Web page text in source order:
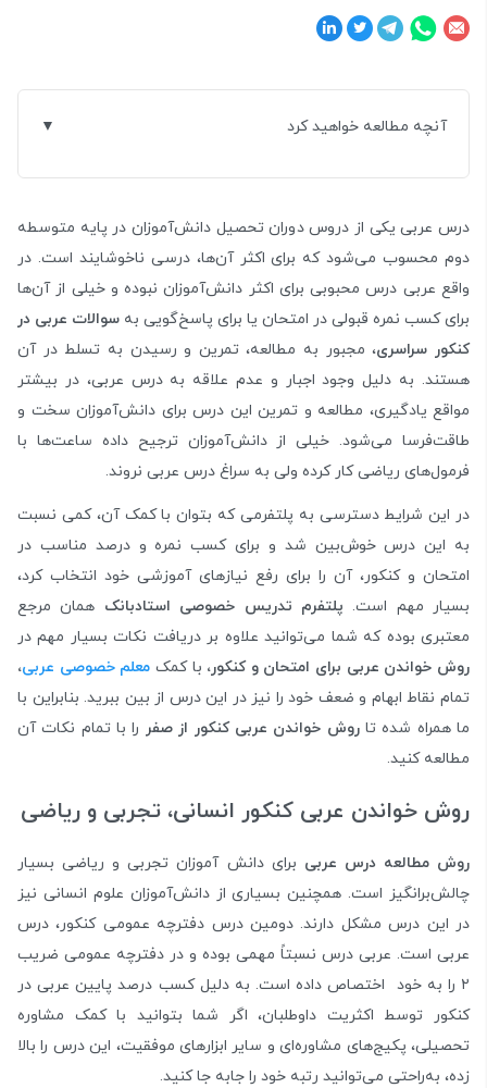
آنچه مطالعه خواهید کرد
درس عربی یکی از دروس دوران تحصیل دانش‌آموزان در پایه متوسطه
دوم محسوب می‌شود که برای اکثر آن‌ها، درسی ناخوشایند است. در
واقع عربی درس محبوبی برای اکثر دانش‌آموزان نبوده و خیلی از آن‌ها
برای کسب نمره قبولی در امتحان یا برای پاسخ‌گویی به سوالات عربی در
کنکور سراسری، مجبور به مطالعه، تمرین و رسیدن به تسلط در آن
هستند. به دلیل وجود اجبار و عدم علاقه به درس عربی، در بیشتر
مواقع یادگیری، مطالعه و تمرین این درس برای دانش‌آموزان سخت و
طاقت‌فرسا می‌شود. خیلی از دانش‌آموزان ترجیح داده ساعت‌ها با
فرمول‌های ریاضی کار کرده ولی به سراغ درس عربی نروند.
در این شرایط دسترسی به پلتفرمی که بتوان با کمک آن، کمی نسبت
به این درس خوش‌بین شد و برای کسب نمره و درصد مناسب در
امتحان و کنکور، آن را برای رفع نیازهای آموزشی خود انتخاب کرد،
بسیار مهم است. پلتفرم تدریس خصوصی استادبانک همان مرجع
معتبری بوده که شما می‌توانید علاوه بر دریافت نکات بسیار مهم در
روش خواندن عربی برای امتحان و کنکور، با کمک معلم خصوصی عربی،
تمام نقاط ابهام و ضعف خود را نیز در این درس از بین ببرید. بنابراین با
ما همراه شده تاروش خواندن عربی کنکور از صفر را با تمام نکات آن
مطالعه کنید.
روش خواندن عربی کنکور انسانی، تجربی و ریاضی
روش مطالعه درس عربی برای دانش آموزان تجربی و ریاضی بسیار
چالش‌برانگیز است. همچنین بسیاری از دانش‌آموزان علوم انسانی نیز
در این درس مشکل دارند. دومین درس دفترچه عمومی کنکور، درس
عربی است. عربی درس نسبتاً مهمی بوده و در دفترچه عمومی ضریب
۲ را به خود اختصاص داده است. به دلیل کسب درصد پایین عربی در
کنکور توسط اکثریت داوطلبان، اگر شما بتوانید با کمک مشاوره
تحصیلی، پکیج‌های مشاوره‌ای و سایر ابزارهای موفقیت، این درس را بالا
زده، به‌راحتی می‌توانید رتبه خود را جابه‌ جا کنید.